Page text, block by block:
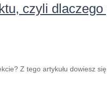
czyli
Z tego artykułu dowiesz